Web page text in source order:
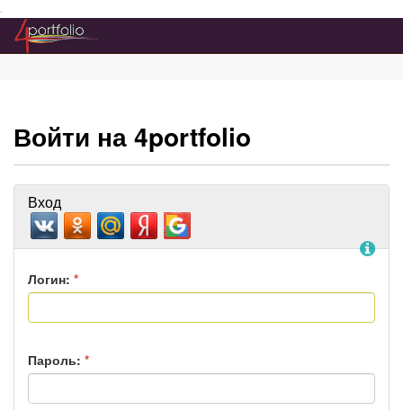
Преейти на главное меню
Войти на 4portfolio
Вход
Логин: *
Пароль: *